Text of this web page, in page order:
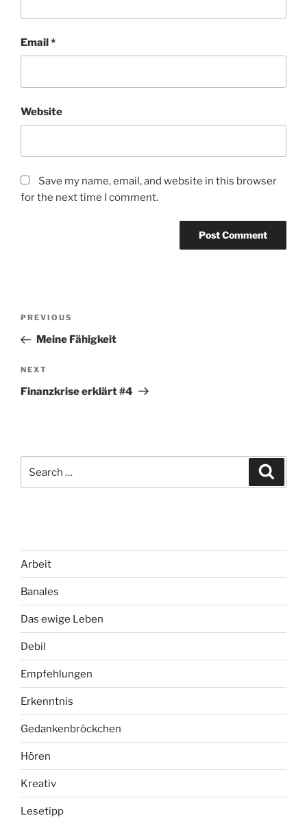
Email*
Website
Save my name, email, and website in this browser
for the next time I comment.
Previous
Post
PREVIOUS
Meine Fähigkeit
Next
Post
NEXT
Finanzkrise erklärt #4
for:
Arbeit
Banales
Das ewige Leben
Debil
Empfehlungen
Erkenntnis
Gedankenbröckchen
Hören
Kreativ
Lesetipp